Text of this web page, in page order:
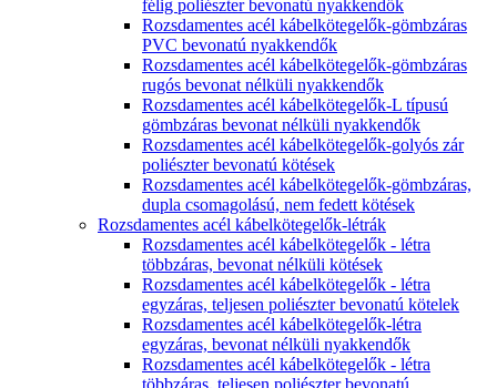
félig poliészter bevonatú nyakkendők
Rozsdamentes acél kábelkötegelők-gömbzáras
PVC bevonatú nyakkendők
Rozsdamentes acél kábelkötegelők-gömbzáras
rugós bevonat nélküli nyakkendők
Rozsdamentes acél kábelkötegelők-L típusú
gömbzáras bevonat nélküli nyakkendők
Rozsdamentes acél kábelkötegelők-golyós zár
poliészter bevonatú kötések
Rozsdamentes acél kábelkötegelők-gömbzáras,
dupla csomagolású, nem fedett kötések
Rozsdamentes acél kábelkötegelők-létrák
Rozsdamentes acél kábelkötegelők - létra
többzáras, bevonat nélküli kötések
Rozsdamentes acél kábelkötegelők - létra
egyzáras, teljesen poliészter bevonatú kötelek
Rozsdamentes acél kábelkötegelők-létra
egyzáras, bevonat nélküli nyakkendők
Rozsdamentes acél kábelkötegelők - létra
többzáras, teljesen poliészter bevonatú